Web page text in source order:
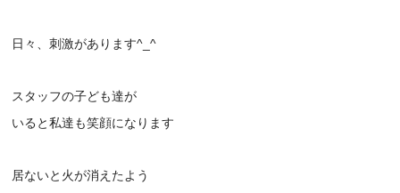
日々、刺激があります^_^
スタッフの子ども達が
いると私達も笑顔になります
居ないと火が消えたよう